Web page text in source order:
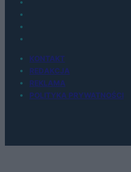
KONTAKT
REDAKCJA
REKLAMA
POLITYKA PRYWATNOŚCI